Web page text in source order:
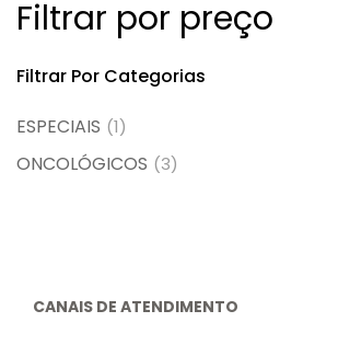
Filtrar por preço
Filtrar Por Categorias
ESPECIAIS (1)
ONCOLÓGICOS (3)
CANAIS DE ATENDIMENTO